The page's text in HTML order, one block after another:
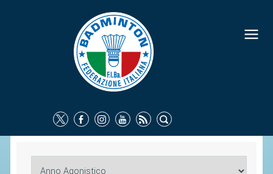
FEDERAZIONE
IDENTITÀ
COMMISSIONI FEDERALI
ORGANI TERRITORIALI
SOCIETÀ SPORTIVE